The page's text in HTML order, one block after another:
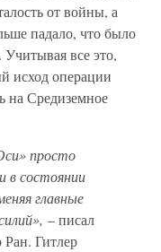
от войны, а
падало, что было
все это,
исход операции
на Средиземное
просто
в состоянии
главные
– писал
Гитлер